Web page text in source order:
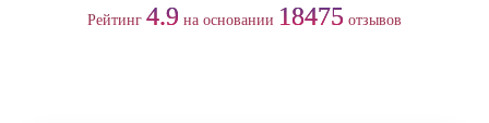
Рейтинг 4.9 на основании 18475 отзывов